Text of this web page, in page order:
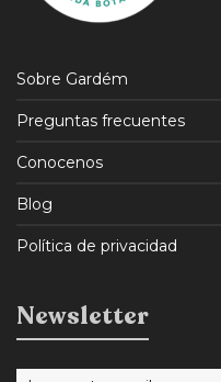
Sobre Gardém
Preguntas frecuentes
Conocenos
Blog
Política de privacidad
Newsletter